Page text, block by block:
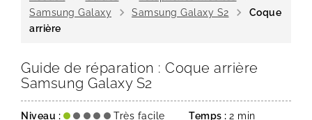
Samsung Galaxy chevron_right Samsung Galaxy S2 chevron_right
Coque
arrière
Guide de réparation : Coque arrière
Samsung Galaxy S2
Niveau : Très facile Temps : 2 min